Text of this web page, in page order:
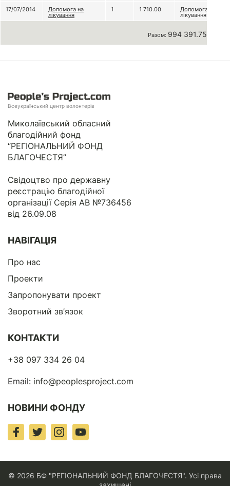
17/07/2014
Допомога на
лікування
1 1 710.00 Допомога на
лікування
Разом: 994 391.75 грн
Всеукраїнський центр волонтерів
Миколаївський обласний
благодійний фонд
“РЕГІОНАЛЬНИЙ ФОНД
БЛАГОЧЕСТЯ”
Свідоцтво про державну
реєстрацію благодійної
організації Серія АВ №736456
від 26.09.08
НАВІГАЦІЯ
Про нас
Проекти
Запропонувати проект
Зворотний зв’язок
КОНТАКТИ
+38 097 334 26 04
Email: info@peoplesproject.com
НОВИНИ ФОНДУ
© 2026 БФ "РЕГІОНАЛЬНИЙ ФОНД БЛАГОЧЕСТЯ". Усі права